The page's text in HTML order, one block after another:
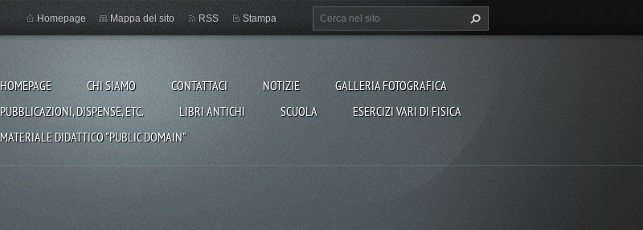
HOMEPAGE CHI SIAMO CONTATTACI NOTIZIE
GALLERIA FOTOGRAFICA
PUBBLICAZIONI, DISPENSE, ETC.
LIBRI ANTICHI SCUOLA
ESERCIZI VARI DI FISICA
MATERIALE DIDATTICO "PUBLIC DOMAIN"
Homepage Mappa del sito RSS Stampa